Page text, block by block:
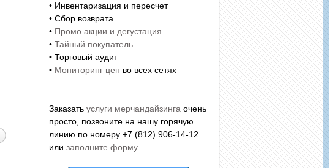
• Инвентаризация и пересчет
• Сбор возврата
• Промо акции и дегустация
• Тайный покупатель
• Торговый аудит
• Мониторинг цен во всех сетях
Заказать услуги мерчандайзинга очень
просто, позвоните на нашу горячую
линию по номеру +7 (812) 906-14-12
или заполните форму.